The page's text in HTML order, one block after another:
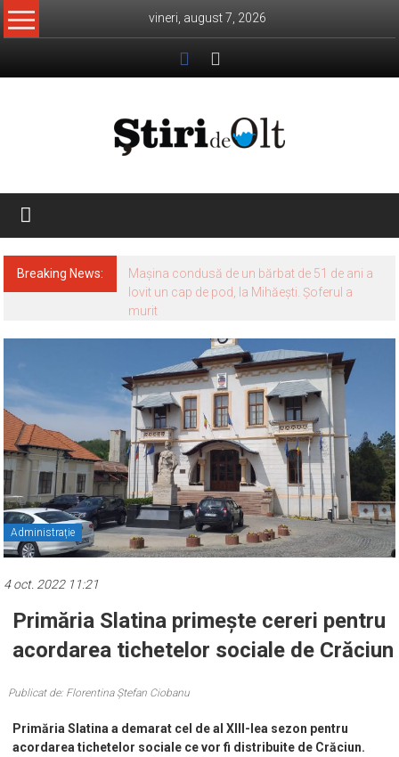
Skip
to
vineri, august 7, 2026
Știri
de
Olt
Breaking News:
4 oct. 2022 11:21
Primăria Slatina primește cereri pentru
acordarea tichetelor sociale de Crăciun
Publicat de: Florentina Ștefan Ciobanu